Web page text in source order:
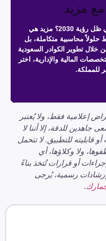
مع مزيد
هل تسعى شركتك للنمو والتطور في ظل رؤية 2030؟ مزيد هي
حلولاً محاسبية متكاملة، بل
تطوير الكوادر السعودية
المالية والإدارية، اختر
للمملكة.
إعلامية فقط، ولا يُعتبر
جاهدين للدقة، إلا أننا لا
قابليته للتطبيق. لا تتحمل
ولا وكلاؤها، أي
أو قرارات تُتخذ بناءً
رسمية، يُرجى
.